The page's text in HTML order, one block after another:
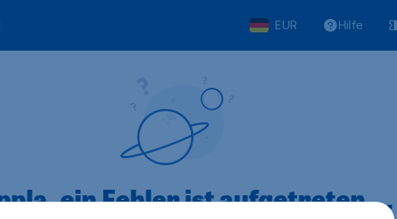
EUR Hilfe
ein Fehler ist aufgetreten ...